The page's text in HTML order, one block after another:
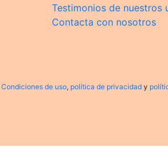
Testimonios de nuestros
Contacta con nosotros
Condiciones de uso, política de privacidad y